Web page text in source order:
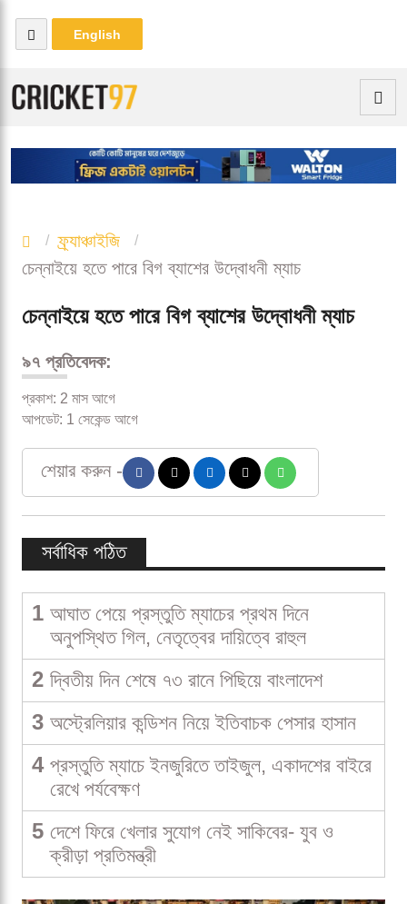
English
ফ্র্যাঞ্চাইজি
চেন্নাইয়ে হতে পারে বিগ ব্যাশের উদ্বোধনী ম্যাচ
চেন্নাইয়ে হতে পারে বিগ ব্যাশের উদ্বোধনী ম্যাচ
৯৭ প্রতিবেদক:
প্রকাশ: 2 মাস আগে
আপডেট: 1 সেকেন্ড আগে
শেয়ার করুন -
সর্বাধিক পঠিত
1 আঘাত পেয়ে প্রস্তুতি ম্যাচের প্রথম দিনে
অনুপস্থিত গিল, নেতৃত্বের দায়িত্বে রাহুল
2 দ্বিতীয় দিন শেষে ৭৩ রানে পিছিয়ে বাংলাদেশ
3 অস্ট্রেলিয়ার কন্ডিশন নিয়ে ইতিবাচক পেসার হাসান
4 প্রস্তুতি ম্যাচে ইনজুরিতে তাইজুল, একাদশের বাইরে
রেখে পর্যবেক্ষণ
5 দেশে ফিরে খেলার সুযোগ নেই সাকিবের- যুব ও
ক্রীড়া প্রতিমন্ত্রী